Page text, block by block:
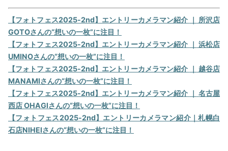
【フォトフェス2025-2nd】エントリーカメラマン紹介 ｜ 所沢店
GOTOさんの“想いの一枚”に注目！
【フォトフェス2025-2nd】エントリーカメラマン紹介 ｜ 浜松店
UMINOさんの“想いの一枚”に注目！
【フォトフェス2025-2nd】エントリーカメラマン紹介 ｜ 越谷店
MANAMIさんの“想いの一枚”に注目！
【フォトフェス2025-2nd】エントリーカメラマン紹介 ｜ 名古屋
西店 OHAGIさんの“想いの一枚”に注目！
【フォトフェス2025-2nd】エントリーカメラマン紹介｜札幌白
石店NIHEIさんの“想いの一枚”に注目！